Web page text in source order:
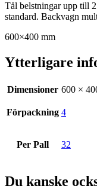
Tål belstningar upp till
standard. Backvagn
600×400 mm
Ytterligare
Dimensioner 600 ×
Förpackning 4
Per Pall 32
Du kanske